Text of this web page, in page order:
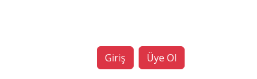
Giriş Üye Ol